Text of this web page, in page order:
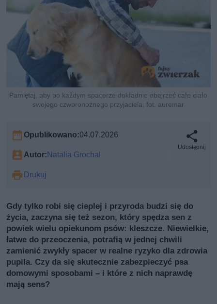
Pamiętaj, aby po każdym spacerze dokładnie obejrzeć całe ciało
swojego czworonożnego przyjaciela, fot. auremar
Opublikowano:04.07.2026
Autor:Natalia Grochal
Drukuj
Udostępnij
Gdy tylko robi się cieplej i przyroda budzi się do
życia, zaczyna się też sezon, który spędza sen z
powiek wielu opiekunom psów: kleszcze. Niewielkie,
łatwe do przeoczenia, potrafią w jednej chwili
zamienić zwykły spacer w realne ryzyko dla zdrowia
pupila. Czy da się skutecznie zabezpieczyć psa
domowymi sposobami – i które z nich naprawdę
mają sens?